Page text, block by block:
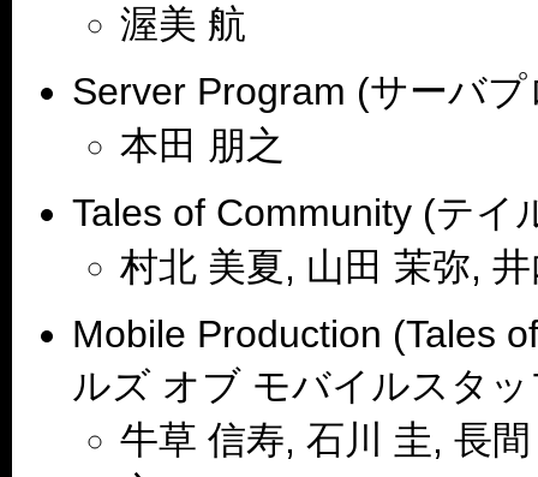
渥美 航
Server Program (サーバ
本田 朋之
Tales of Community (テ
村北 美夏, 山田 茉弥,
Mobile Production (Tales
ルズ オブ モバイルスタ
牛草 信寿, 石川 圭, 長